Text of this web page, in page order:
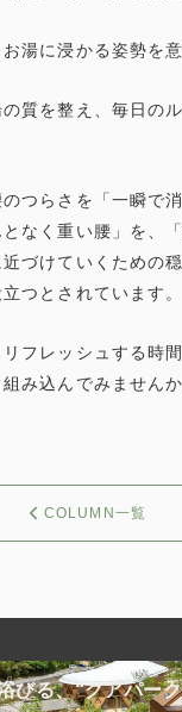
湯に浸かる姿勢を
質を整え、毎日の
つらさを「一瞬で
なく重い腰」を、
づけていくための
つとされています。
フレッシュする時
み込んでみませんか
COLUMN一覧
びる、“クアパー